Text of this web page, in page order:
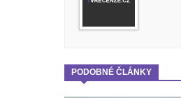
PODOBNÉ ČLÁNKY